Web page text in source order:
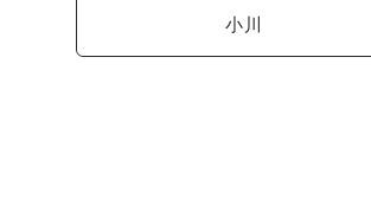
小川